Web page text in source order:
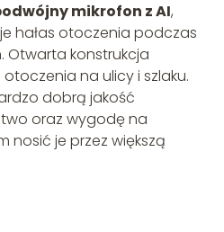
mikrofon z AI,
hałas otoczenia podczas
Otwarta konstrukcja
na ulicy i szlaku.
dobrą jakość
oraz wygodę na
nosić je przez większą